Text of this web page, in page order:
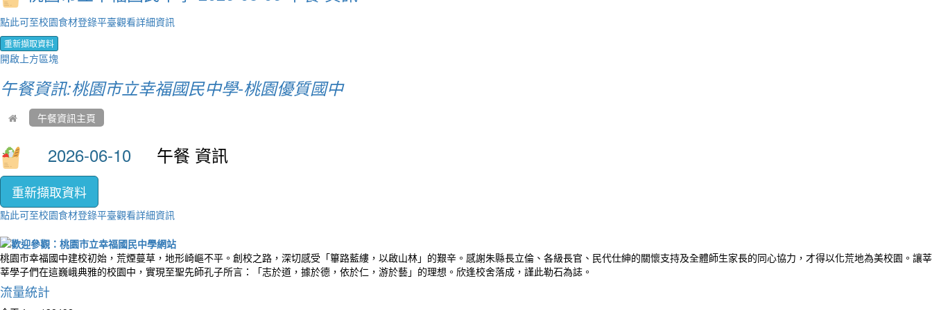
點此可至校園食材登錄平臺觀看詳細資訊
重新擷取資料
開啟上方區塊
午餐資訊:桃園市立幸福國民中學-桃園優質國中
午餐資訊主頁
午餐 資訊
重新擷取資料
點此可至校園食材登錄平臺觀看詳細資訊
桃園市幸福國中建校初始，荒煙蔓草，地形崎嶇不平。創校之路，深切感受「篳路藍縷，以啟山林」的艱辛。感謝朱縣長立倫、各級長官、民代仕紳的關懷支持及全體師生家長的同心協力，才得以化荒地為美校園。讓莘
莘學子們在這巍峨典雅的校園中，實現至聖先師孔子所言：「志於道，據於德，依於仁，游於藝」的理想。欣逢校舍落成，謹此勒石為誌。
流量統計